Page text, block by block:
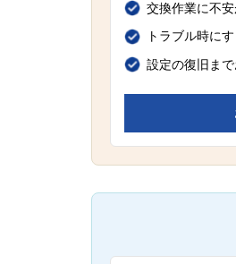
交換作業に不
トラブル時に
設定の復旧ま